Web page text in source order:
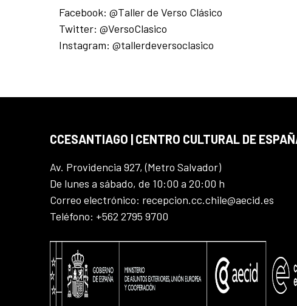
Facebook: @Taller de Verso Clásico
Twitter: @VersoClasico
Instagram: @tallerdeversoclasico
CCESANTIAGO | CENTRO CULTURAL DE
Av. Providencia 927, (Metro Salvador)
De lunes a sábado, de 10:00 a 20:00 h
Correo electrónico: recepcion.cc.chile@aecid.es
Teléfono: +562 2795 9700